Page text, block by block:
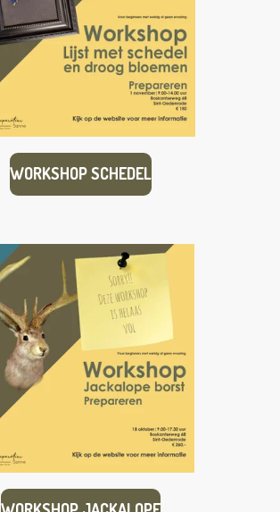
WORKSHOP SCHEDEL